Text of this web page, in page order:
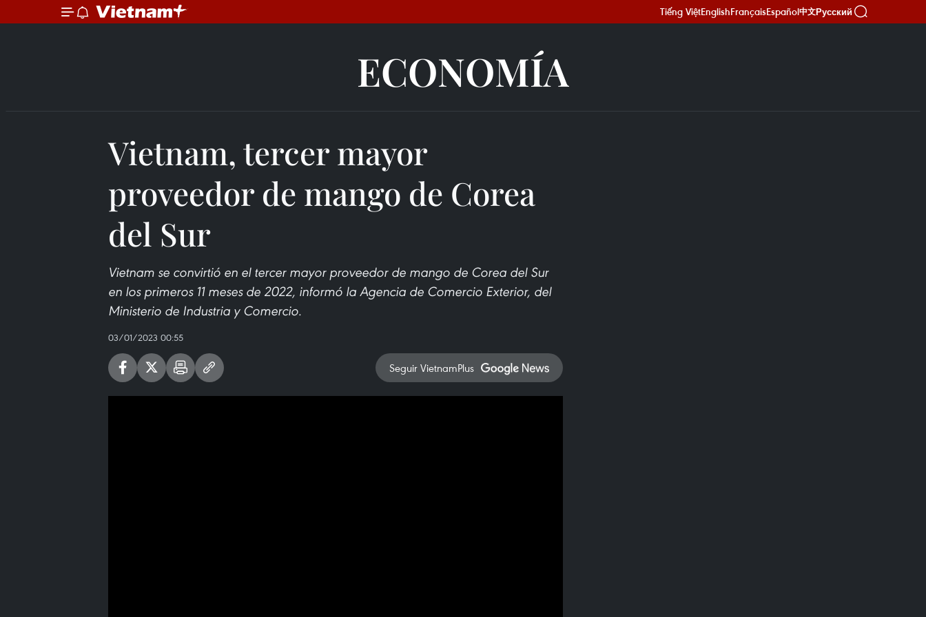
Tiếng ViệtEnglishFrançaisEspañol中文Русский
ECONOMÍA
Vietnam, tercer mayor
proveedor de mango de Corea
del Sur
Vietnam se convirtió en el tercer mayor proveedor de mango de Corea del Sur
en los primeros 11 meses de 2022, informó la Agencia de Comercio Exterior, del
Ministerio de Industria y Comercio.
03/01/2023 00:55
Seguir VietnamPlus